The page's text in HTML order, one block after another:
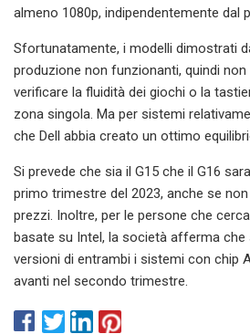
almeno 1080p, indipendentemente dal
Sfortunatamente, i modelli dimostrati
produzione non funzionanti, quindi
verificare la fluidità dei giochi o la
zona singola. Ma per sistemi
che Dell abbia creato un ottimo
Si prevede che sia il G15 che il G16
primo trimestre del 2023, anche se
prezzi. Inoltre, per le persone che
basate su Intel, la società afferma che
versioni di entrambi i sistemi con chip
avanti nel secondo trimestre.